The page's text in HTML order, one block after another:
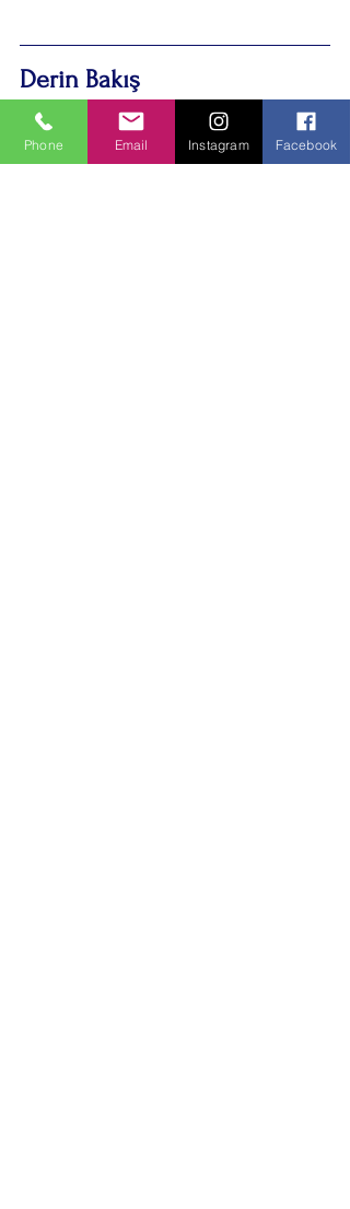
Derin Bakış
Sendikal mücadele, sadece hak talebi
değil, demokratik toplumun temel
direklerinden biridir. Türk Sağlık-Sen’in
Phone Email Instagram Facebook